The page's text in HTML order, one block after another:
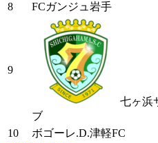
8
FCガンジュ岩手
9
七ヶ浜
ブ
10 ボゴーレ.D.津軽FC